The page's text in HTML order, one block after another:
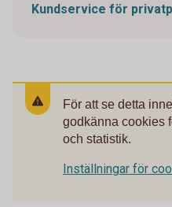
Kundservice för
För att se detta
godkänna cookies
och statistik.
Inställningar för